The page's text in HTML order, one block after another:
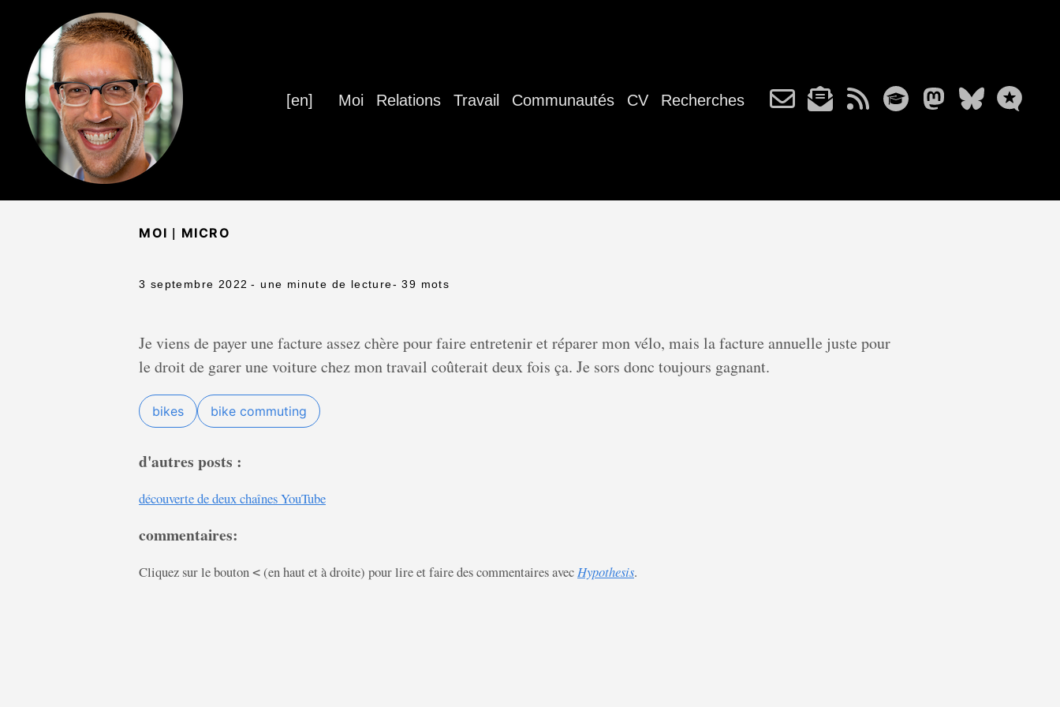
[en] Moi Relations Travail Communautés CV Recherches
MOI | MICRO
3 septembre 2022 - une minute de lecture- 39 mots
Je viens de payer une facture assez chère pour faire entretenir et réparer mon vélo, mais la facture annuelle juste pour
le droit de garer une voiture chez mon travail coûterait deux fois ça. Je sors donc toujours gagnant.
bikes bike commuting
d'autres posts :
découverte de deux chaînes YouTube
commentaires:
Cliquez sur le bouton < (en haut et à droite) pour lire et faire des commentaires avec Hypothesis.